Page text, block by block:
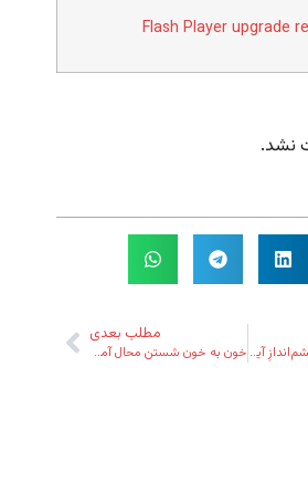
Flash Player upgrade
نشد.
تحریر محل نزاع – چشم‌اندازِ آینده
مطلب بعدی
خون به خون شستن محال آمد محال